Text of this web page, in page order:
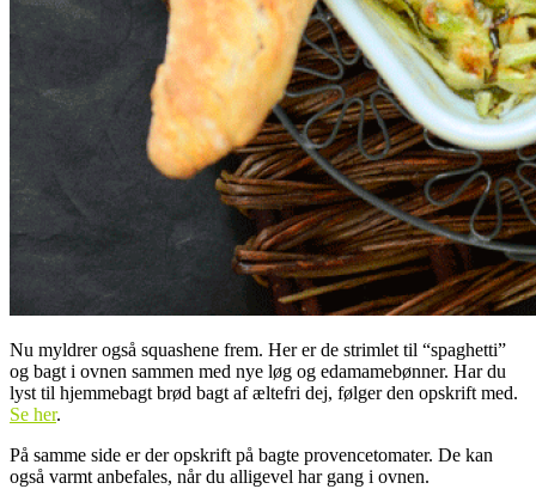
Nu myldrer også squashene frem. Her er de strimlet til “spaghetti”
og bagt i ovnen sammen med nye løg og edamamebønner. Har du
lyst til hjemmebagt brød bagt af æltefri dej, følger den opskrift med.
Se her.
På samme side er der opskrift på bagte provencetomater. De kan
også varmt anbefales, når du alligevel har gang i ovnen.